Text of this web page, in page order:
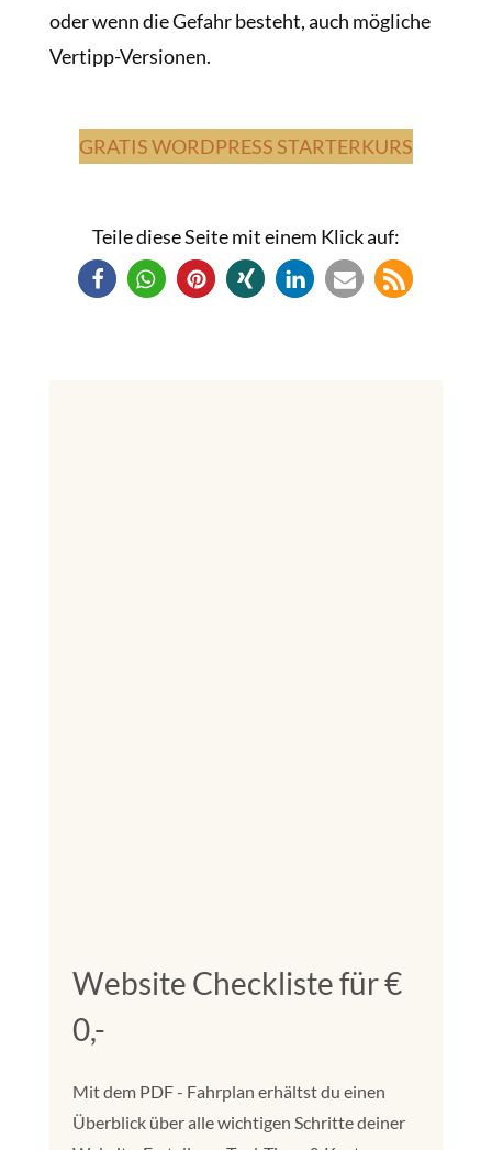
oder wenn die Gefahr besteht, auch mögliche
Vertipp-Versionen.
GRATIS WORDPRESS STARTERKURS
Teile diese Seite mit einem Klick auf:
Website Checkliste für €
0,-
Mit dem PDF - Fahrplan erhältst du einen
Überblick über alle wichtigen Schritte deiner